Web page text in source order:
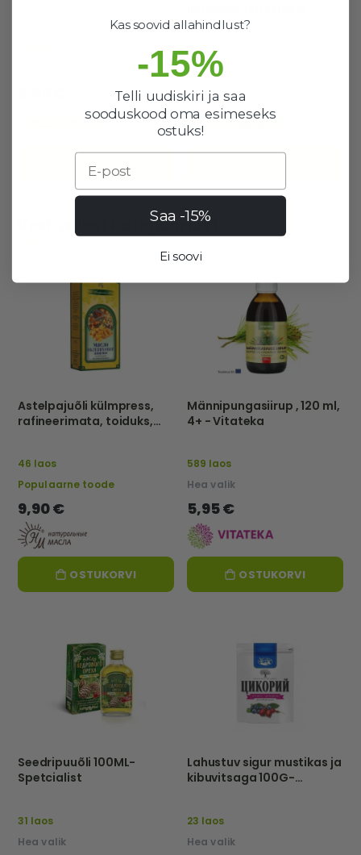
OSTUKORVI
kroomi ja räniga 200g
1 laos
Hea valik
6,89 €
Veel sellest kategooriast
Astelpajuõli külmpress,
rafineerimata, toiduks,
46 laos
Populaarne toode
9,90 €
OSTUKORVI
Männipungasiirup , 120 ml,
4+ - Vitateka
589 laos
Hea valik
5,95 €
OSTUKORVI
Seedripuuõli 100ML-
Spetcialist
31 laos
Hea valik
Lahustuv sigur mustikas ja
kibuvitsaga 100G-
23 laos
Hea valik
Kas soovid allahindlust?
-15%
Telli uudiskiri ja saa
sooduskood oma esimeseks
ostuks!
Saa -15%
Ei soovi